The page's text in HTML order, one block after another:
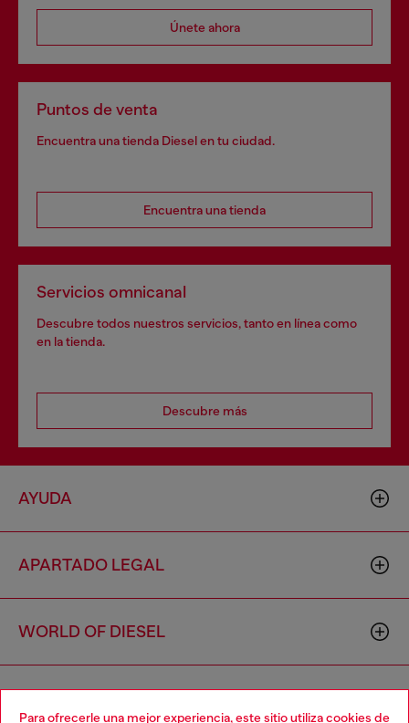
Para ofrecerle una mejor experiencia, este sitio utiliza cookies de
Únete ahora
Puntos de venta
Encuentra una tienda Diesel en tu ciudad.
Encuentra una tienda
Servicios omnicanal
Descubre todos nuestros servicios, tanto en línea como
en la tienda.
Descubre más
AYUDA
APARTADO LEGAL
WORLD OF DIESEL